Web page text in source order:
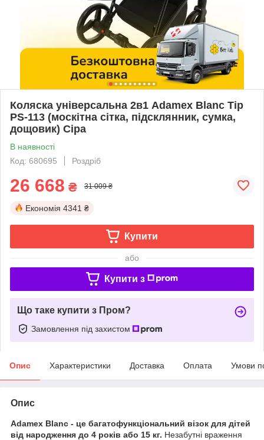
Коляска універсальна 2в1 Adamex Blanc Tip
PS-113 (москітна сітка, підсклянник, сумка,
дощовик) Сіра
В наявності
Код: 680695
Роздріб
26 668 ₴ 31 009 ₴
Економія 4341 ₴
Купити
або
Купити з
Що таке купити з Пром?
Замовлення під захистом
Опис Характеристики Доставка Оплата Умови
Опис
Adamex Blanc - це багатофункціональний візок для дітей
від народження до 4 років або 15 кг. Незабутні враження